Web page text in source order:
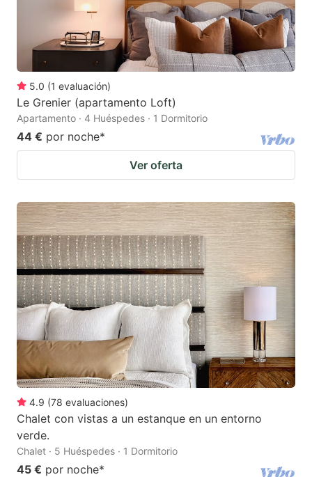
5.0 (1 evaluación)
Le Grenier (apartamento Loft)
Apartamento · 4 Huéspedes · 1 Dormitorio
44 € por noche*
Ver oferta
4.9 (78 evaluaciones)
Chalet con vistas a un estanque en un entorno
verde.
Chalet · 5 Huéspedes · 1 Dormitorio
45 € por noche*